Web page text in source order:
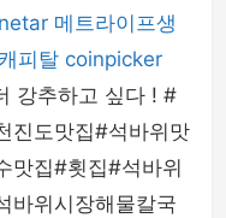
메트라이프생
피탈 coinpicker
강추하고 싶다 ! #
진도맛집#석바위맛
맛집#횟집#석바위
바위시장해물칼국